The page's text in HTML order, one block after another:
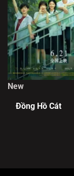
New
Đồng Hồ Cát